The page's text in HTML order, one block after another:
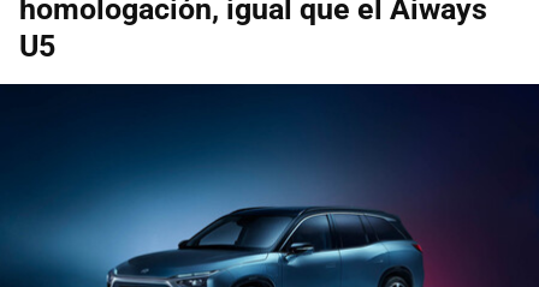
homologación, igual que el Aiways
U5